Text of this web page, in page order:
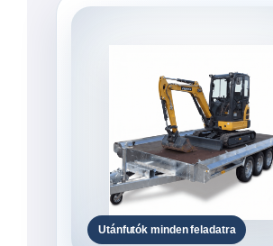
Utánfutók minden feladatra